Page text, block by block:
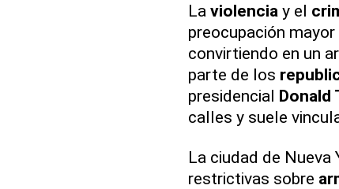
La violenciay el
preocupación
convirtiendo en un
parte de los
presidencial Donald
calles y suele
La ciudad de Nueva
restrictivas sobre